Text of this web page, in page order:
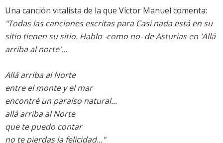
Una canción vitalista de la que Víctor Manuel comenta:
"Todas las canciones escritas para Casi nada está en su
sitio tienen su sitio. Hablo -como no- de Asturias en 'Allá
arriba al norte'...
Allá arriba al Norte
entre el monte y el mar
encontré un paraíso natural...
allá arriba al Norte
que te puedo contar
no te pierdas la felicidad..."